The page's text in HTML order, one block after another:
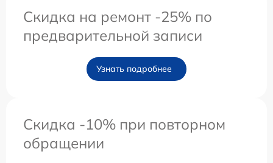
Скидка на ремонт -25% по
предварительной записи
Узнать подробнее
Скидка -10% при повторном
обращении